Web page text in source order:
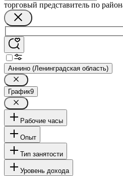
торговый представитель по
Аннино (Ленинградская область)
График9
Рабочие часы
Опыт
Тип занятости
Уровень дохода